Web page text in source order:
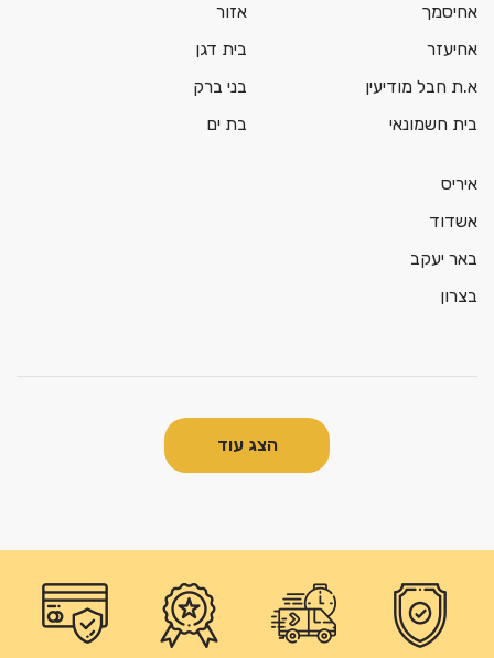
אחיסמך
אחיעזר
א.ת חבל מודיעין
בית חשמונאי
אזור
בית דגן
בני ברק
בת ים
איריס
אשדוד
באר יעקב
בצרון
הצג עוד